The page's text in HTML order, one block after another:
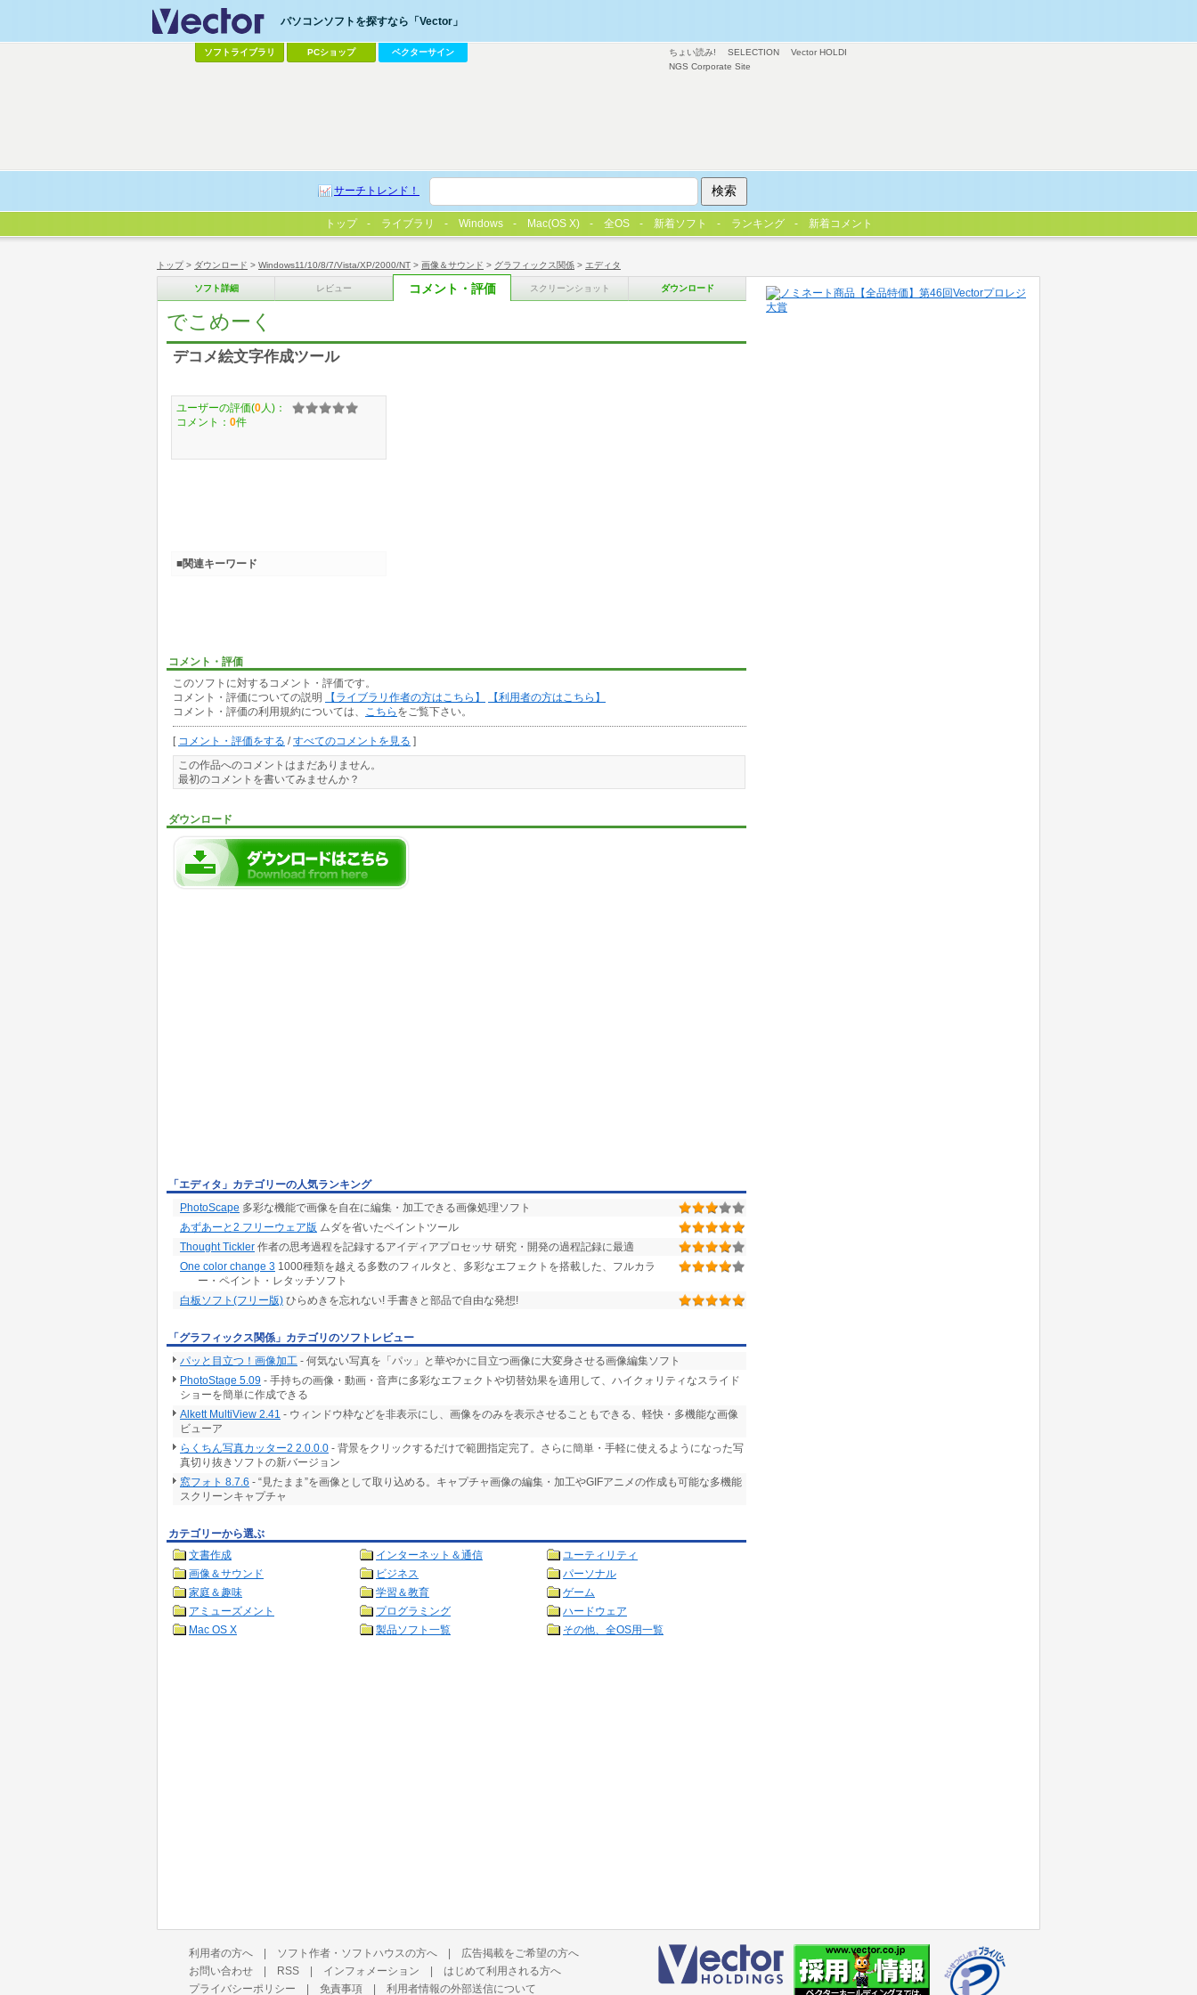
トップ> ダウンロード > Windows11/10/8/7/Vista/XP/2000/NT > 画像＆サウンド > グラフィックス関係 > エディタ
ソフト詳細 レビュー コメント・評価 スクリーンショット ダウンロード
でこめーく
デコメ絵文字作成ツール
コメント・評価
このソフトに対するコメント・評価です。
コメント・評価についての説明
【ライブラリ作者の方はこちら】
【利用者の方はこちら】
コメント・評価の利用規約については、
こちら をご覧下さい。
[ コメント・評価をする /すべてのコメントを見る ]
この作品へのコメントはまだありません。
最初のコメントを書いてみませんか？
ダウンロード
ユーザーの評価(0 人)：
コメント： 0件
■関連キーワード
「エディタ」カテゴリーの人気ランキング
PhotoScape 多彩な機能で画像を自在に編集・加工できる画像処理ソフト
あずあーと2 フリーウェア版 ムダを省いたペイントツール
Thought Tickler 作者の思考過程を記録するアイディアプロセッサ 研究・開発の過程記録に最適
One color change 3 1000種類を越える多数のフィルタと、多彩なエフェクトを搭載した、フルカラ
ー・ペイント・レタッチソフト
白板ソフト(フリー版) ひらめきを忘れない! 手書きと部品で自由な発想!
「グラフィックス関係」カテゴリのソフトレビュー
パッと目立つ！画像加工 - 何気ない写真を「パッ」と華やかに目立つ画像に大変身させる画像編集ソフト
PhotoStage 5.09 - 手持ちの画像・動画・音声に多彩なエフェクトや切替効果を適用して、ハイクォリティなスライド
ショーを簡単に作成できる
Alkett MultiView 2.41 - ウィンドウ枠などを非表示にし、画像をのみを表示させることもできる、軽快・多機能な画像
ビューア
らくちん写真カッター2 2.0.0.0 - 背景をクリックするだけで範囲指定完了。さらに簡単・手軽に使えるようになった写
真切り抜きソフトの新バージョン
窓フォト 8.7.6 - “見たまま”を画像として取り込める。キャプチャ画像の編集・加工やGIFアニメの作成も可能な多機能
スクリーンキャプチャ
カテゴリーから選ぶ
文書作成
インターネット＆通信
ユーティリティ
画像＆サウンド
ビジネス
パーソナル
家庭＆趣味
学習＆教育
ゲーム
アミューズメント
プログラミング
ハードウェア
Mac OS X
製品ソフト一覧 その他、全OS用一覧
ちょい読み! SELECTION
Vector HOLDI
NGS Corporate Site
パソコンソフトを探すなら「Vector」
ソフトライブラリ PCショップ ベクターサイン
サーチトレンド！
トップ ライブラリ Windows Mac(OS X) 全OS 新着ソフト ランキング 新着コメント
利用者の方へ | ソフト作者・ソフトハウスの方へ | 広告掲載をご希望の方へ
お問い合わせ | RSS | インフォメーション | はじめて利用される方へ
プライバシーポリシー | 免責事項 | 利用者情報の外部送信について